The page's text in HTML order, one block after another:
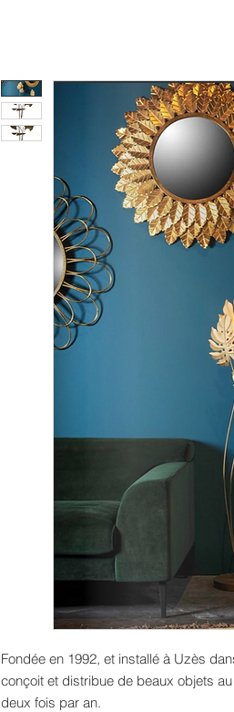
Fondée en 1992, et installé à Uzès
conçoit et distribue de beaux objets
deux fois par an.